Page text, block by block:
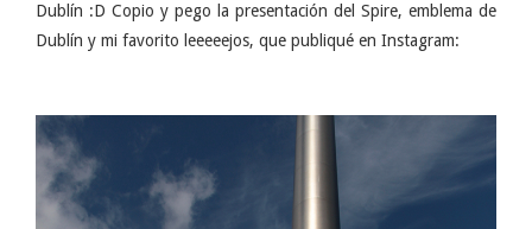
Dublín :D Copio y pego la presentación del Spire, emblema de
Dublín y mi favorito leeeeejos, que publiqué en Instagram: